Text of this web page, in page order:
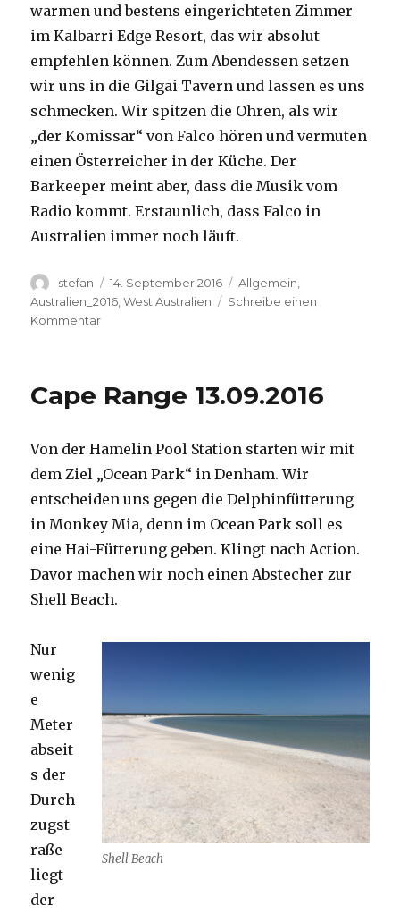
warmen und bestens eingerichteten Zimmer
im Kalbarri Edge Resort, das wir absolut
empfehlen können. Zum Abendessen setzen
wir uns in die Gilgai Tavern und lassen es uns
schmecken. Wir spitzen die Ohren, als wir
„der Komissar“ von Falco hören und vermuten
einen Österreicher in der Küche. Der
Barkeeper meint aber, dass die Musik vom
Radio kommt. Erstaunlich, dass Falco in
Australien immer noch läuft.
Autor
stefan
Veröffentlicht
am
14. September 2016 Kategorien
Allgemein
Australien_2016 ,West Australien
Schreibe einen
Kommentarzu
Cape Range 13.09.2016
Von der Hamelin Pool Station starten wir mit
dem Ziel „Ocean Park“ in Denham. Wir
entscheiden uns gegen die Delphinfütterung
in Monkey Mia, denn im Ocean Park soll es
eine Hai-Fütterung geben. Klingt nach Action.
Davor machen wir noch einen Abstecher zur
Shell Beach.
Shell Beach
Nur
wenig
e
Meter
abseit
s der
Durch
zugst
raße
liegt
der